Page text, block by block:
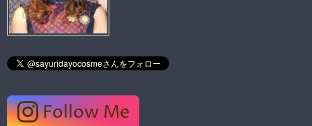
Follow Me